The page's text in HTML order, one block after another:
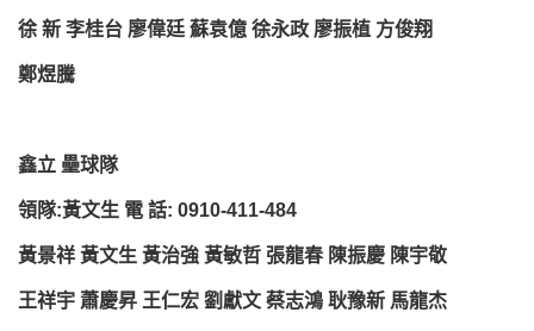
徐 新 李桂台 廖偉廷 蘇袁億 徐永政 廖振植 方俊翔
鄭煜騰
鑫立 壘球隊
領隊:黃文生 電 話: 0910-411-484
黃景祥 黃文生 黃治強 黃敏哲 張龍春 陳振慶 陳宇敬
王祥宇 蕭慶昇 王仁宏 劉獻文 蔡志鴻 耿豫新 馬龍杰